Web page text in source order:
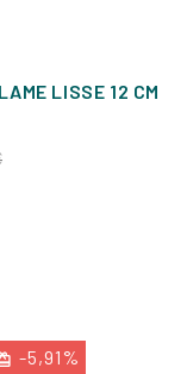
LISSE 12 CM
Prix
-5,91%